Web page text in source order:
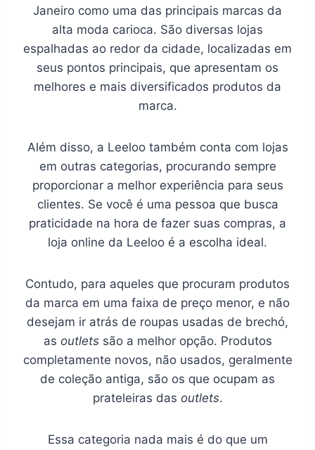
Janeiro como uma das principais marcas da
alta moda carioca. São diversas lojas
espalhadas ao redor da cidade, localizadas em
seus pontos principais, que apresentam os
melhores e mais diversificados produtos da
marca.
Além disso, a Leeloo também conta com lojas
em outras categorias, procurando sempre
proporcionar a melhor experiência para seus
clientes. Se você é uma pessoa que busca
praticidade na hora de fazer suas compras, a
loja online da Leeloo é a escolha ideal.
Contudo, para aqueles que procuram produtos
da marca em uma faixa de preço menor, e não
desejam ir atrás de roupas usadas de brechó,
as outlets são a melhor opção. Produtos
completamente novos, não usados, geralmente
de coleção antiga, são os que ocupam as
prateleiras das outlets.
Essa categoria nada mais é do que um